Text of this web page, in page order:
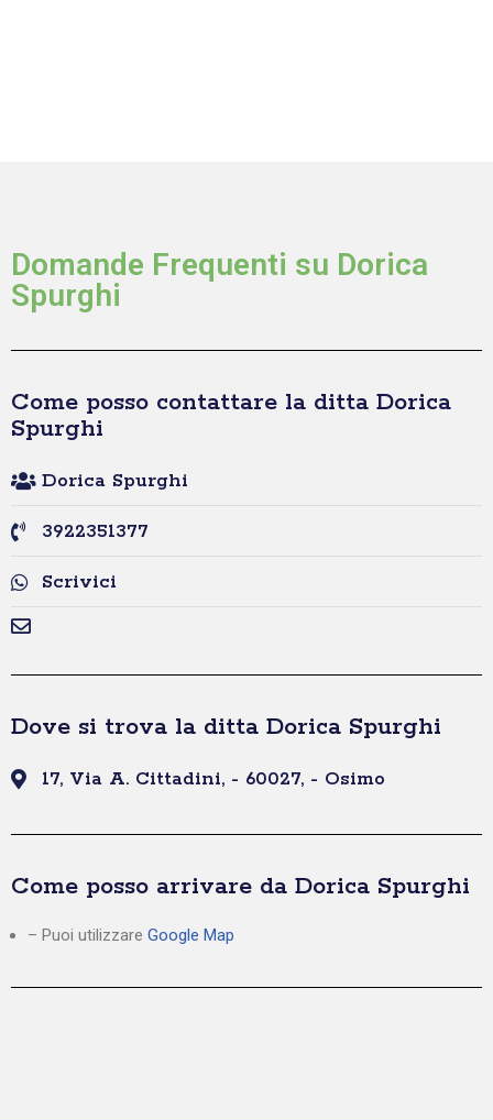
Domande Frequenti su Dorica
Spurghi
Come posso contattare la ditta Dorica
Spurghi
Dorica Spurghi
3922351377
Scrivici
Dove si trova la ditta Dorica Spurghi
17, Via A. Cittadini, - 60027, - Osimo
Come posso arrivare da Dorica Spurghi
– Puoi utilizzare Google Map